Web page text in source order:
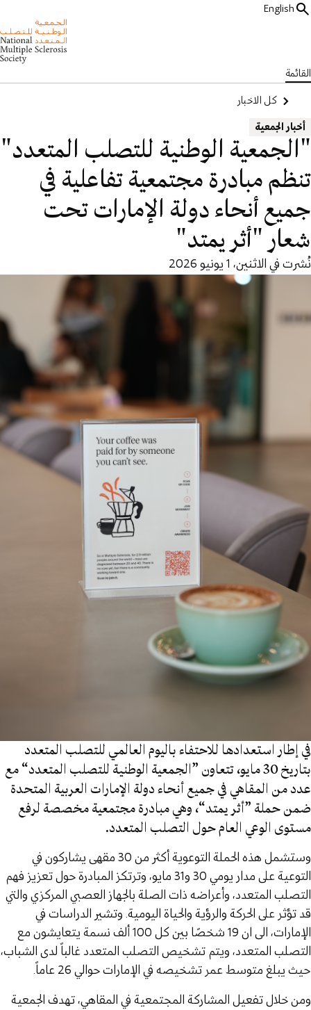
English
القائمة
كل الاخبار
أخبار الجمعية
"الجمعية الوطنية للتصلب المتعدد"
تنظم مبادرة مجتمعية تفاعلية في
جميع أنحاء دولة الإمارات تحت
شعار "أثر يمتد"
نُشرت في الاثنين، 1 يونيو 2026
في إطار استعدادها للاحتفاء باليوم العالمي للتصلب المتعدد
بتاريخ 30 مايو، تتعاون ”الجمعية الوطنية للتصلب المتعدد“ مع
عدد من المقاهي في جميع أنحاء دولة الإمارات العربية المتحدة
ضمن حملة ”أثر يمتد“، وهي مبادرة مجتمعية مخصصة لرفع
مستوى الوعي العام حول التصلب المتعدد.
وستشمل هذه الحملة التوعوية أكثر من 30 مقهى يشاركون في
التوعية على مدار يومي 30 و31 مايو، وترتكز المبادرة حول تعزيز فهم
التصلب المتعدد، وأعراضه ذات الصلة بالجهاز العصبي المركزي والتي
قد تؤثر على الحركة والرؤية والحياة اليومية. وتشير الدراسات في
الإمارات، الى ان 19 شخصًا بين كل 100 ألف نسمة يتعايشون مع
التصلب المتعدد، ويتم تشخيص التصلب المتعدد غالباً لدى الشباب،
حيث يبلغ متوسط عمر تشخيصه في الإمارات حوالي 26 عاماً.
ومن خلال تفعيل المشاركة المجتمعية في المقاهي، تهدف الجمعية